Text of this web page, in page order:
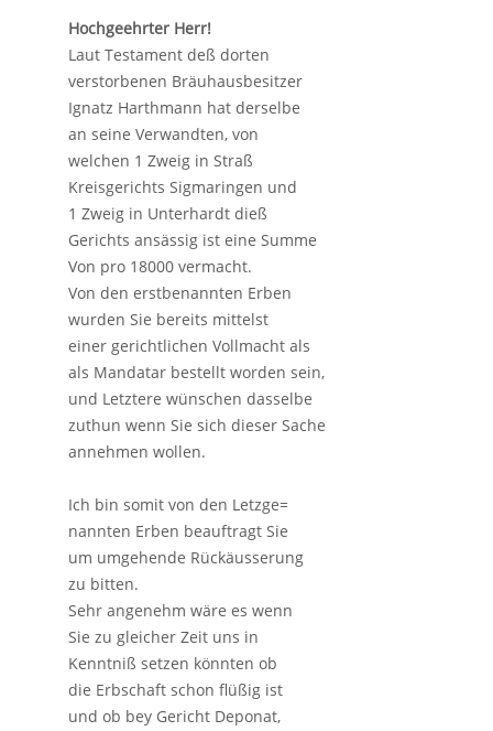
Hochgeehrter Herr!
Laut Testament deß dorten
verstorbenen Bräuhausbesitzer
Ignatz Harthmann hat derselbe
an seine Verwandten, von
welchen 1 Zweig in Straß
Kreisgerichts Sigmaringen und
1 Zweig in Unterhardt dieß
Gerichts ansässig ist eine Summe
Von pro 18000 vermacht.
Von den erstbenannten Erben
wurden Sie bereits mittelst
einer gerichtlichen Vollmacht als
als Mandatar bestellt worden sein,
und Letztere wünschen dasselbe
zuthun wenn Sie sich dieser Sache
annehmen wollen.
Ich bin somit von den Letzge=
nannten Erben beauftragt Sie
um umgehende Rückäusserung
zu bitten.
Sehr angenehm wäre es wenn
Sie zu gleicher Zeit uns in
Kenntniß setzen könnten ob
die Erbschaft schon flüßig ist
und ob bey Gericht Deponat,